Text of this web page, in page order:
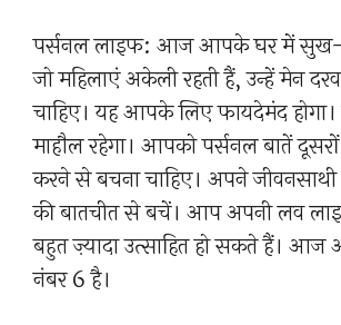
पर्सनल लाइफ: आज आपके घर में सुख-
जो महिलाएं अकेली रहती हैं, उन्हें मेन
चाहिए। यह आपके लिए फायदेमंद
माहौल रहेगा। आपको पर्सनल बातें
करने से बचना चाहिए। अपने
की बातचीत से बचें। आप अपनी लव
बहुत ज़्यादा उत्साहित हो सकते हैं।
नंबर 6 है।